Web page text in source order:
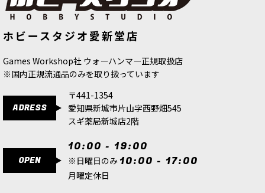
[コンバットパトロール] ワールドイーター
24,100 円(税込)
ゲーム「ウォーハンマー40,000」ワールドイータ
ーの勢力のコレクションを始めたり、アーミーを
拡充するの際におすすめなシタデルミニチュア22
体セット。ディーモン・プリンス1体、マスター・
オヴ・エクスキ…
[ワールドイーター] コーンの総魔長 アングロン
43-28 ]
24,800円(税込)
1点
アーケインジャーナル：レイジング・
オヴ・ウェスターランド（英語版）
4,000円 (税込)
ド
ホビースタジオ愛新堂店
Games Workshop社 ウォーハンマー正規取扱店
※国内正規流通品のみを取り扱っています
ADRESS
〒441-1354
愛知県新城市片山字西野畑545
スギ薬局新城店2階
OPEN
10:00 - 19:00
※日曜日のみ 10:00 - 17:00
月曜定休日